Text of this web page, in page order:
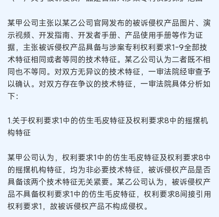
某甲公司主张以某乙公司官网发布的被诉侵权产品图片、演
示视频、开发指南、开发者手册、产品使用手册等作为证
据，主张被诉侵权产品具备与涉案专利权利要求1-9全部技
术特征相同或者等同的技术特征。某乙公司认为二者既不相
同也不等同。对双方无异议的技术特征，一审法院经审查予
以确认。对双方存在争议的技术特征，一审法院具体分析如
下：
1.关于权利要求1中的仿生毛皮特征及权利要求8中的摇摆机
构特征
某甲公司认为，权利要求1中的仿生毛皮特征及权利要求8中
的摇摆机构特征，均为非必要技术特征，被诉侵权产品是否
具备该两个技术特征无关紧要。某乙公司认为，被诉侵权产
品不具备权利要求1中的仿生毛皮特征，权利要求8间接引用
权利要求1，故被诉侵权产品不构成侵权。